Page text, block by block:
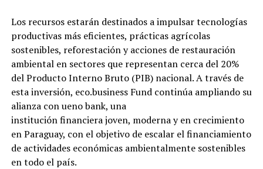
Los recursos estarán destinados a impulsar tecnologías
productivas más eficientes, prácticas agrícolas
sostenibles, reforestación y acciones de restauración
ambiental en sectores que representan cerca del 20%
del Producto Interno Bruto (PIB) nacional. A través de
esta inversión, eco.business Fund continúa ampliando su
alianza con ueno bank, una
institución financiera joven, moderna y en crecimiento
en Paraguay, con el objetivo de escalar el financiamiento
de actividades económicas ambientalmente sostenibles
en todo el país.